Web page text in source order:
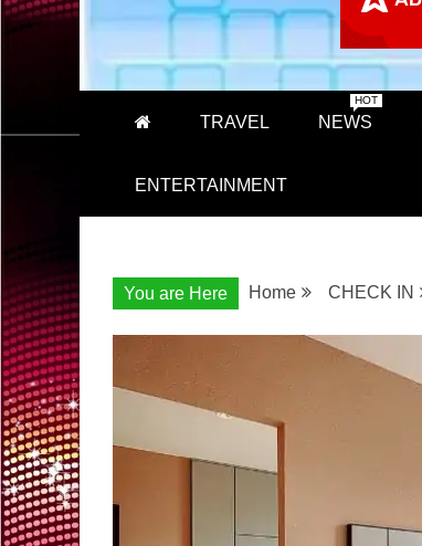
TRAVEL NEWS
HOT
ENTERTAINMENT
You are Here Home CHECK IN